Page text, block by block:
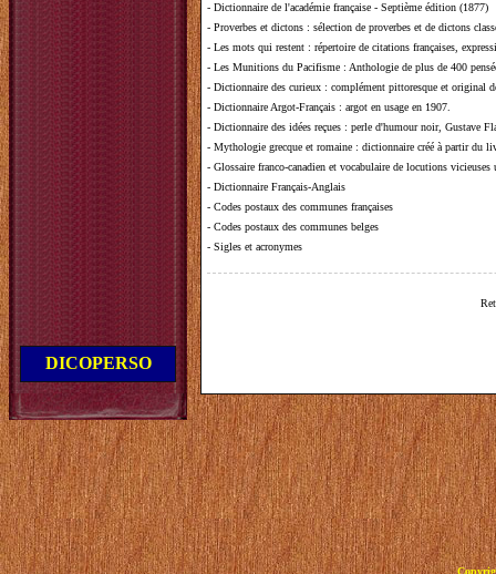
DICOPERSO
- Dictionnaire de l'académie française - Septième édition (1877)
- Proverbes et dictons : sélection de proverbes et de dictons
- Les mots qui restent : répertoire de citations françaises,
- Les Munitions du Pacifisme : Anthologie de plus de 400
- Dictionnaire des curieux : complément pittoresque et original
- Dictionnaire Argot-Français : argot en usage en 1907.
- Dictionnaire des idées reçues : perle d'humour noir, Gustave
- Mythologie grecque et romaine : dictionnaire créé à partir du
- Glossaire franco-canadien et vocabulaire de locutions vicieuses
- Dictionnaire Français-Anglais
- Codes postaux des communes françaises
- Codes postaux des communes belges
- Sigles et acronymes